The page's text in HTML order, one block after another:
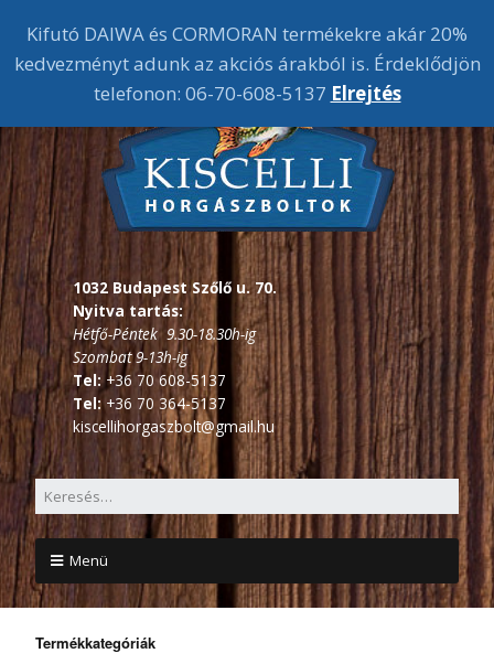
1032 Budapest Szőlő u. 70.
Nyitva tartás:
Hétfő-Péntek 9.30-18.30h-ig
Szombat 9-13h-ig
Tel:+36 70 608-5137
Tel: +36 70 364-5137
kiscellihorgaszbolt@gmail.hu
Menü
Termékkategóriák
Kifutó DAIWA és CORMORAN termékekre akár 20%
kedvezményt adunk az akciós árakból is. Érdeklődjön
telefonon: 06-70-608-5137 Elrejtés